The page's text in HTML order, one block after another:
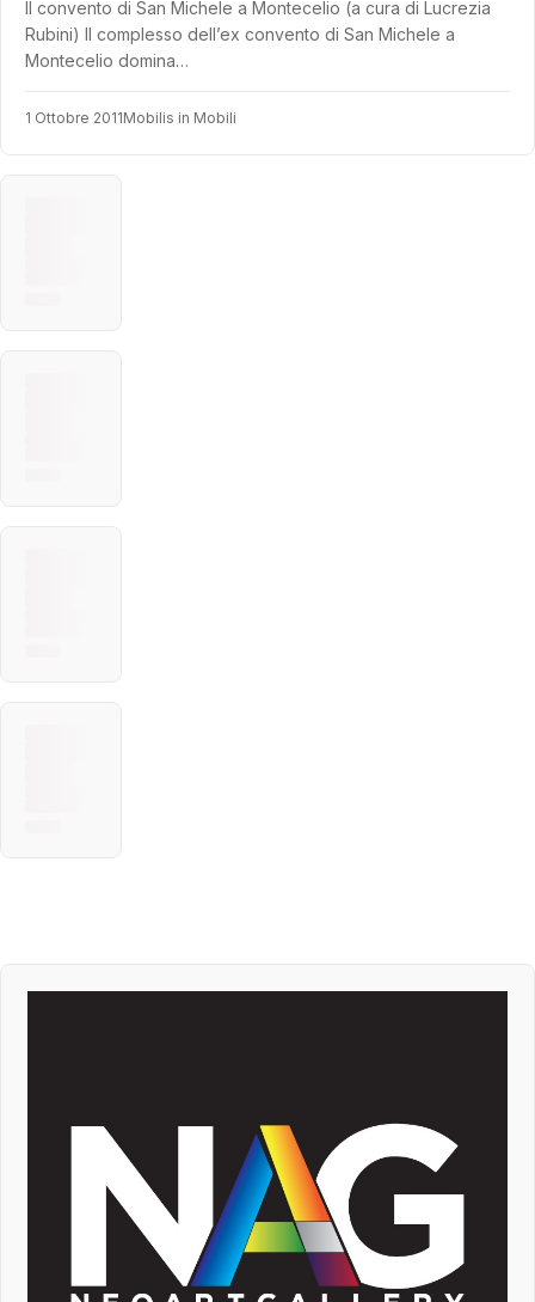
Il convento di San Michele a Montecelio (a cura di Lucrezia
Rubini) Il complesso dell’ex convento di San Michele a
Montecelio domina…
1 Ottobre 2011Mobilis in Mobili